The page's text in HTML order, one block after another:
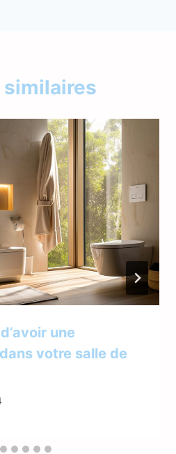
une
votre salle de